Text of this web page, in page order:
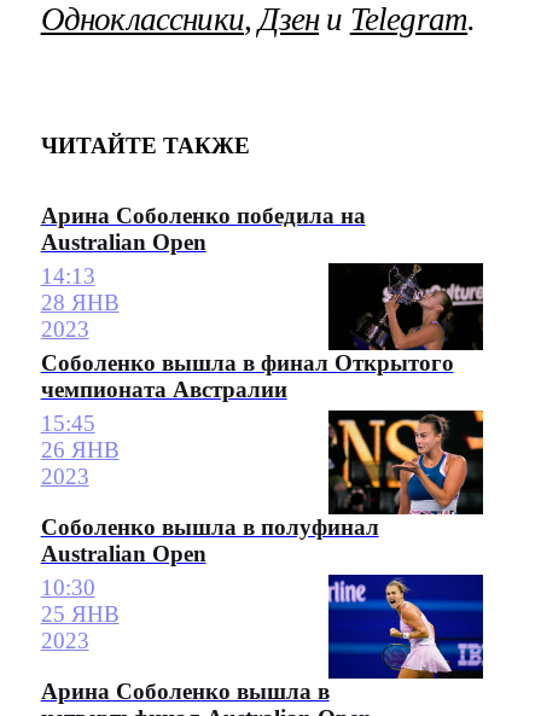
Одноклассники,Дзени Telegram.
ЧИТАЙТЕ ТАКЖЕ
Арина Соболенко победила на
Australian Open
14:13
28 ЯНВ
2023
Соболенко вышла в финал Открытого
чемпионата Австралии
15:45
26 ЯНВ
2023
Соболенко вышла в полуфинал
Australian Open
10:30
25 ЯНВ
2023
Арина Соболенко вышла в